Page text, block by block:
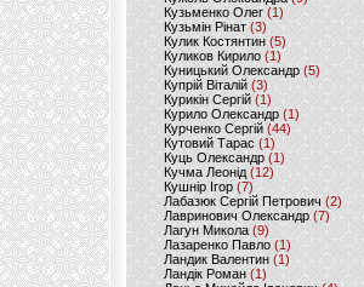
Кузьменко Олег (1)
Кузьмін Рінат(3)
Кулик Костянтин(5)
Куликов Кирило (1)
Куницький Олександр (5)
Купрій Віталій (3)
Курикін Сергій(1)
Курило Олександр (1)
Курченко Сергій (44)
Кутовий Тарас (1)
Куць Олександр (1)
Кучма Леонід (12)
Кушнір Ігор(7)
Лабазюк Сергій Петрович (2)
Лавринович Олександр(7)
Лагун Микола(9)
Лазаренко Павло (1)
Ландик Валентин (1)
Ландік Роман (1)